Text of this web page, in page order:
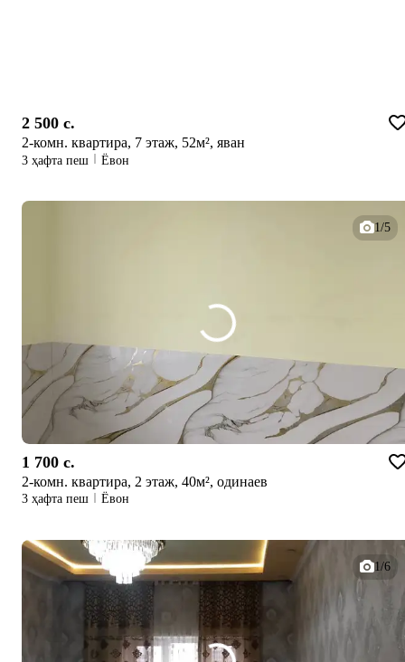
2 500 c.
2-комн. квартира, 7 этаж, 52м², яван
3 ҳафта пеш Ёвон
1/5
1 700 c.
2-комн. квартира, 2 этаж, 40м², одинаев
3 ҳафта пеш Ёвон
1/6